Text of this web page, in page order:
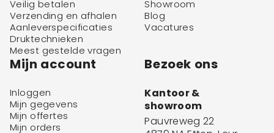
Veilig betalen
Verzending en afhalen
Aanleverspecificaties
Druktechnieken
Meest gestelde vragen
Showroom
Blog
Vacatures
Mijn account
Inloggen
Mijn gegevens
Mijn offertes
Mijn orders
Bezoek ons
Kantoor &
showroom
Pauvreweg 22